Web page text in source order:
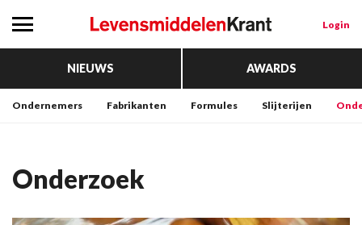
Login
NIEUWS AWARDS
Ondernemers Fabrikanten Formules Slijterijen
Onderzoek